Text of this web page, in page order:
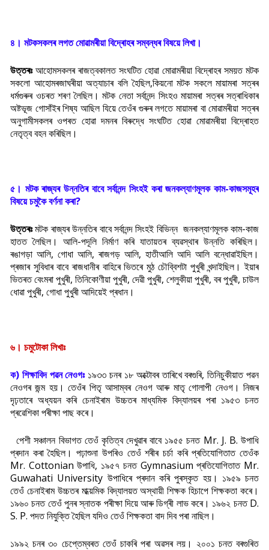
৪। মটকসকলৰ লগত মোৱামৰীয়া বিদ্ৰোহৰ সম্বন্ধৰ বিষয়ে লিখা।
উত্তৰঃআহোমসকলৰ ৰাজত্বকালত সংঘটিত হোৱা মোৱামৰীয়া বিদ্ৰোহৰ সময়ত মটক
সকলো আহোমৰজাঘৰীয়া অত্যাচাৰ বলি হৈছিল,কিয়নো মটক সকলে মায়ামৰা সত্ৰৰ
ধৰ্মগুৰুৰ ওচৰত শৰণ লৈছিল। মটক নেতা সৰ্বানন্দ সিংহও মায়ামৰা সত্ৰৰ সত্ৰাধিকাৰ
অষ্টভূজ গোসাঁইৰ শিষ্য আছিল যিয়ে তেওঁৰ গুৰুৰ লগতে মায়ামৰা বা মোৱামৰীয়া সত্ৰৰ
অনুগামীসকলৰ ওপৰত হোৱা দমনৰ বিৰুদ্ধে সংঘটিত হোৱা মোৱামৰীয়া বিদ্ৰোহত
নেতৃত্ব বহন কৰিছিল।
৫। মটক ৰাজ্যৰ উন্নতিৰ বাবে সৰ্বানন্দ সিংহই কৰা জনকল্যাণমূলক কাম-কাজসমূহৰ
বিষয়ে চমুকৈ বৰ্ণনা কৰা?
উত্তৰঃমটক ৰাজ্যৰ উন্নতিৰ বাবে সৰ্বানন্দ সিংহই বিভিন্ন জনকল্যাণমূলক কাম-কাজ
হাতত লৈছিল। আলি-পদূলি নিৰ্মাণ কৰি যাতায়তৰ ব্যৱস্থাৰ উন্নতি কৰিছিল।
ৰঙাগড়া আলি, গোধা আলি, ৰাজগড় আলি, হাতীআলি আদি আলি বন্ধোৱাইছিল।
প্ৰজাৰ সুবিধাৰ বাবে ৰাজধানীৰ বাহিৰে ভিতৰে মুঠ চৌব্বিশটা পুখুৰী খন্দাইছিল। ইয়াৰ
ভিতৰত বেংমৰা পুখুৰী, তিনিকোণীয়া পুখুৰী, দেৱী পুখুৰী, শেলুকীয়া পুখুৰী, বৰ পুখুৰী, চাউল
ধোৱা পুখুৰী, গোধা পুখুৰী আদিয়েই প্ৰধান।
৬। চমুটোকা লিখাঃ
ক) শিক্ষাবিদ পৱন নেওগঃ ১৯৩৩ চনৰ ১৮ অক্টোবৰ তাৰিখে বৰগুৰি, তিনিচুকীয়াত পৱন
নেওগৰ জন্ম হয়। তেওঁৰ পিতৃ আসাম্বৰ নেওগ আৰু মাতৃ গোলাপী নেওগ। নিজৰ
দৃঢ়তাৰে অধ্যয়ন কৰি চেনাইৰাম উচ্চতৰ মাধ্যমিক বিদ্যালয়ৰ পৰা ১৯৫৩ চনত
প্ৰৱেশিকা পৰীক্ষা পাছ কৰে।
পেশী সঞ্চালন বিভাগত তেওঁ কৃতিত্ব দেখুৱাৰ বাবে ১৯৫৫ চনত Mr. J. B. উপাধি
প্ৰদান কৰা হৈছিল। পঢ়াশুনা উপৰিও তেওঁ শৰীৰ চৰ্চা কৰি প্ৰতিযোগিতাত তেওঁক
Mr. Cottonian উপাধি, ১৯৫৭ চনত Gymnasium প্ৰতিযোগিতাত Mr.
Guwahati University উপাধিৰে প্ৰদান কৰি পুৰস্কৃত হয়। ১৯৫৯ চনত
তেওঁ চেনাইৰাম উচ্চতৰ মাধ্য়মিক বিদ্যালয়ত অস্থায়ী শিক্ষক হিচাপে শিক্ষকতা কৰে।
১৯৬০ চনত তেওঁ পুনৰ স্নাতক পৰীক্ষা দিয়ে আৰু ডিগ্ৰী লাভ কৰে। ১৯৬২ চনত D.
S. P. পদত নিযুক্তি হৈছিল যদিও তেওঁ শিক্ষকতা বাদ দিব পৰা নাছিল।
১৯৯২ চনৰ ৩০ চেপ্তেম্বৰত তেওঁ চাকৰি পৰা অৱসৰ লয়। ২০০১ চনত বৰগুৰিত